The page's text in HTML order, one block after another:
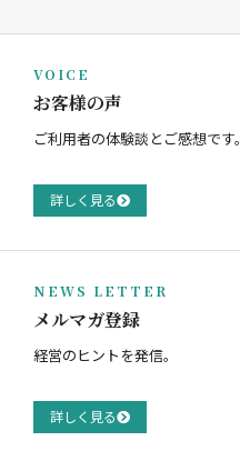
VOICE
お客様の声
ご利用者の体験談とご感想です。
詳しく見る
NEWS LETTER
メルマガ登録
経営のヒントを発信。
詳しく見る